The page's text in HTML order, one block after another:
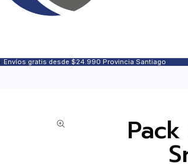
Envíos gratis desde $24.990 Provincia Santiago